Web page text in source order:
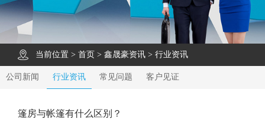
当前位置 > 首页 > 鑫晟豪资讯 > 行业资讯
公司新闻 行业资讯 常见问题 客户见证
篷房与帐篷有什么区别？